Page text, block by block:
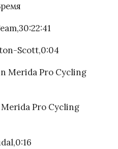
Scott,0:04
Merida Pro Cycling
Pro Cycling